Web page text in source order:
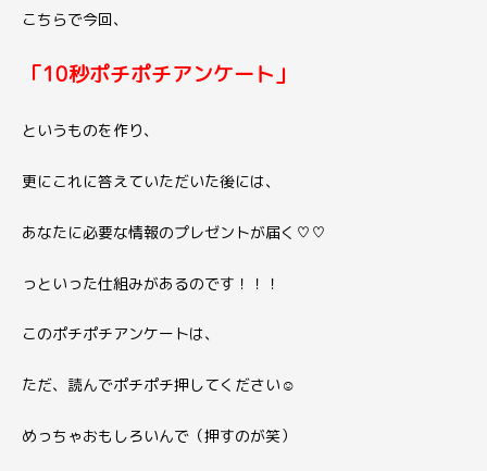
こちらで今回、
「10秒ポチポチアンケート」
というものを作り、
更にこれに答えていただいた後には、
あなたに必要な情報のプレゼントが届く♡♡
っといった仕組みがあるのです！！！
このポチポチアンケートは、
ただ、読んでポチポチ押してください☺
めっちゃおもしろいんで（押すのが笑）